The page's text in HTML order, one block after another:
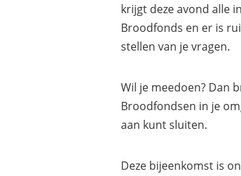
krijgt deze avond alle
Broodfonds en er is
stellen van je vragen.
Wil je meedoen? Dan
Broodfondsen in je
aan kunt sluiten.
Deze bijeenkomst is